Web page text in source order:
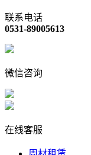
联系电话
0531-89005613
微信咨询
在线客服